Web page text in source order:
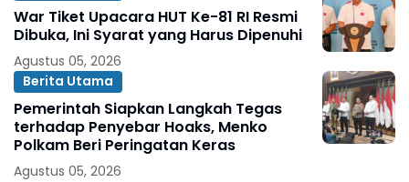
War Tiket Upacara HUT Ke-81 RI Resmi
Dibuka, Ini Syarat yang Harus Dipenuhi
Agustus 05, 2026
Berita Utama
Pemerintah Siapkan Langkah Tegas
terhadap Penyebar Hoaks, Menko
Polkam Beri Peringatan Keras
Agustus 05, 2026